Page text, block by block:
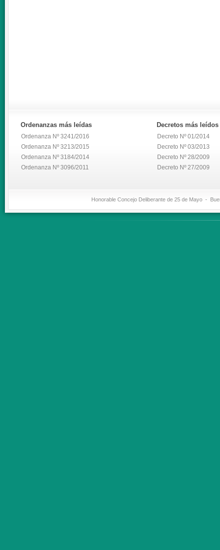
Ordenanzas más leídas
Ordenanza Nº 3241/2016
Ordenanza Nº 3213/2015
Ordenanza Nº 3184/2014
Ordenanza Nº 3096/2011
Decretos más leídos
Decreto Nº 01/2014
Decreto Nº 03/2013
Decreto Nº 28/2009
Decreto Nº 27/2009
Honorable Concejo Deliberante de 25 de